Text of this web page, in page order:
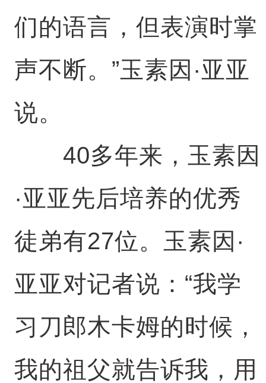
们的语言，但表演时掌
声不断。”玉素因·亚亚
说。
40多年来，玉素因
·亚亚先后培养的优秀
徒弟有27位。玉素因·
亚亚对记者说：“我学
习刀郎木卡姆的时候，
我的祖父就告诉我，用